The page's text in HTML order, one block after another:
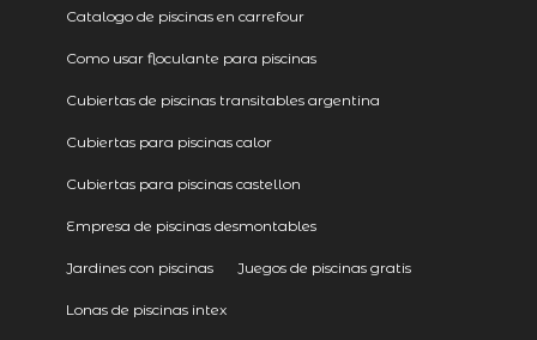
Catalogo de piscinas en carrefour
Como usar floculante para piscinas
Cubiertas de piscinas transitables argentina
Cubiertas para piscinas calor
Cubiertas para piscinas castellon
Empresa de piscinas desmontables
Jardines con piscinas Juegos de piscinas gratis
Lonas de piscinas intex